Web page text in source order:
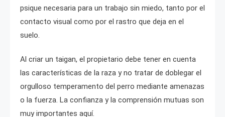
psique necesaria para un trabajo sin miedo, tanto por el
contacto visual como por el rastro que deja en el
suelo.
Al criar un taigan, el propietario debe tener en cuenta
las características de la raza y no tratar de doblegar el
orgulloso temperamento del perro mediante amenazas
o la fuerza. La confianza y la comprensión mutuas son
muy importantes aquí.